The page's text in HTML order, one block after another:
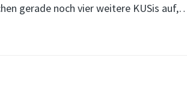
gerade noch vier weitere KUSis